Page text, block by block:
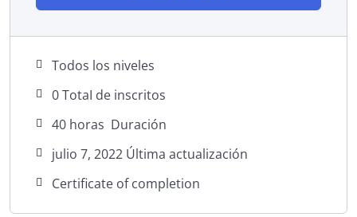
Todos los niveles
0 TotaI de inscritos
40 horas Duración
julio 7, 2022 Última actualización
Certificate of completion